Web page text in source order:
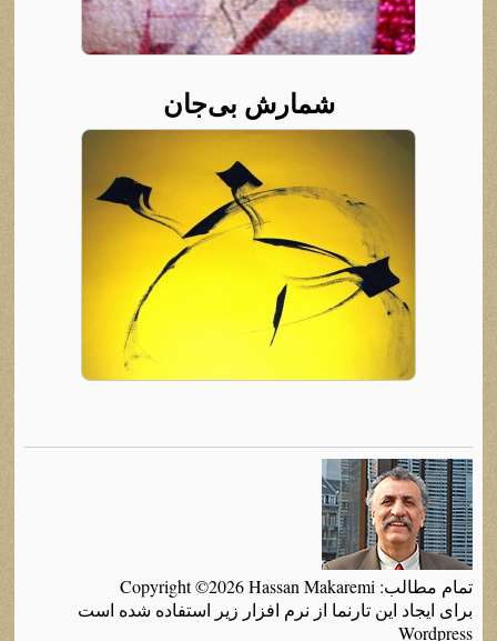
شمارش بی‌جان
تمام مطالب: Copyright ©2026 Hassan Makaremi
برای ایجاد این تارنما از نرم افزار زیر استفاده شده است
Wordpress